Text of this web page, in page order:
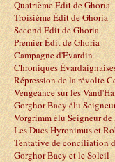
Quatrième Édit de Ghoria
Troisième Édit de Ghoria
Second Édit de Ghoria
Premier Édit de Ghoria
Campagne d'Évardin
Chroniques
Répression de la révolte
Vengeance sur les
Gorghor Baey élu
Vorgrimm élu Seigneur
Les Ducs Hyronimus et
Tentative de conciliation
Gorghor Baey et le Soleil